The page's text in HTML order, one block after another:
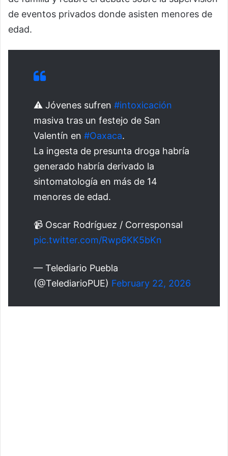
de eventos privados donde asisten menores de
edad.
⚠️ Jóvenes sufren #intoxicación
masiva tras un festejo de San
Valentín en #Oaxaca.
La ingesta de presunta droga habría
generado habría derivado la
sintomatología en más de 14
menores de edad.
📹 Oscar Rodríguez / Corresponsal
pic.twitter.com/Rwp6KK5bKn
— Telediario Puebla
(@TelediarioPUE) February 22, 2026